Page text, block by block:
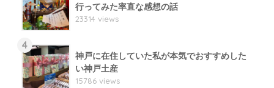
行ってみた率直な感想の話
23314 views
4
神戸に在住していた私が本気でおすすめした
い神戸土産
15786 views